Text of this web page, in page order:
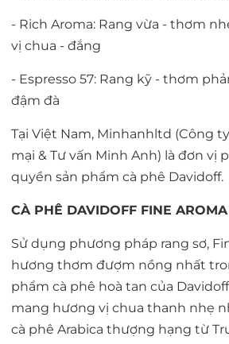
- Rich Aroma: Rang vừa - thơm
vị chua - đắng
- Espresso 57: Rang kỹ - thơm
đậm đà
Tại Việt Nam, Minhanhltd (Công
mại & Tư vấn Minh Anh) là đơn vị
quyền sản phẩm cà phê Davidoff.
CÀ PHÊ DAVIDOFF FINE AROMA
Sử dụng phương pháp rang sơ,
hương thơm đượm nồng nhất
phẩm cà phê hoà tan của
mang hương vị chua thanh nhẹ
cà phê Arabica thượng hạng từ